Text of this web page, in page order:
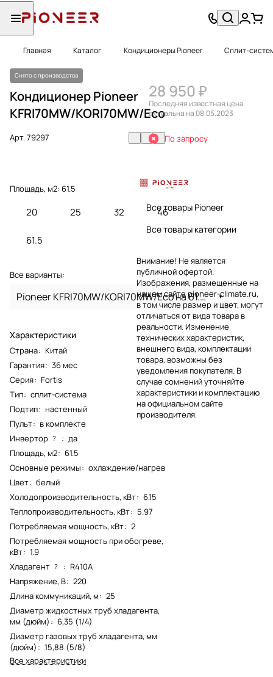
Главная Каталог Кондиционеры Pioneer Сплит-
Снято с производства
Кондиционер Pioneer
KFRI70MW/KORI70MW/Eco
Арт.79297
Площадь, м2: 61.5
20 25 32 46
61.5
Все варианты:
Pioneer KFRI70MW/KORI70MW/Eco на 61.5 м
Характеристики
Страна: Китай
Гарантия: 36 мес
Серия: Fortis
Тип: сплит-система
Подтип: настенный
Пульт: в комплекте
Инвертор ? : да
Площадь, м2: 61.5
Основные режимы: охлаждение/нагрев
Цвет: белый
Холодопроизводительность, кВт: 6.15
Теплопроизводительность, кВт: 5.97
Потребляемая мощность, кВт: 2
Потребляемая мощность при обогреве,
кВт: 1.9
Хладагент ? : R410A
Напряжение, В: 220
Длина коммуникаций, м: 25
Диаметр жидкостных труб хладагента,
мм (дюйм) : 6,35 (1/4)
Диаметр газовых труб хладагента, мм
(дюйм) : 15,88 (5/8)
Все характеристики
28 950 ₽
Последняя известная цена
актуальна на 08.05.2023
По запросу
Все товары Pioneer
Все товары категории
Внимание! Не является
публичной офертой.
Изображения, размещенные на
нашем сайте pioneer-climate.ru,
в том числе размер и цвет, могут
отличаться от вида товара в
реальности. Изменение
технических характеристик,
внешнего вида, комплектации
товара, возможны без
уведомления покупателя. В
случае сомнений уточняйте
характеристики и комплектацию
на официальном сайте
производителя.